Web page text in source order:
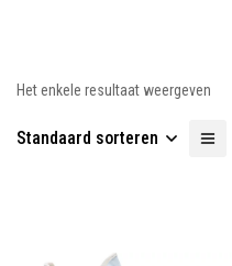
Het enkele resultaat weergeven
Standaard sorteren